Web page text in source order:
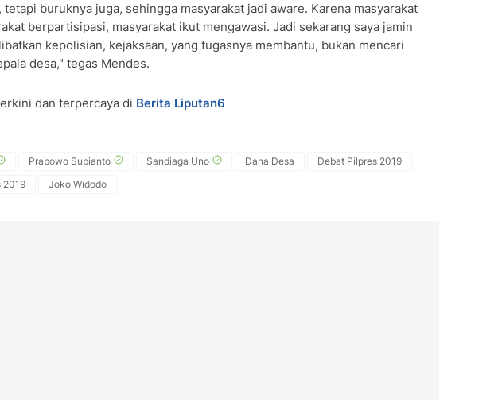
tetapi buruknya juga, sehingga masyarakat jadi aware. Karena masyarakat
berpartisipasi, masyarakat ikut mengawasi. Jadi sekarang saya jamin
kepolisian, kejaksaan, yang tugasnya membantu, bukan mencari
desa," tegas Mendes.
dan terpercaya di Berita Liputan6
Prabowo Subianto Sandiaga Uno Dana Desa
Debat Pilpres 2019
2019
Joko Widodo